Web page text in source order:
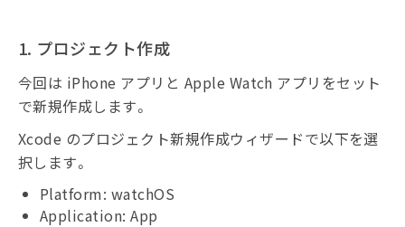
1. プロジェクト作成
今回は iPhone アプリと Apple Watch アプリをセット
で新規作成します。
Xcode のプロジェクト新規作成ウィザードで以下を選
択します。
Platform: watchOS
Application: App